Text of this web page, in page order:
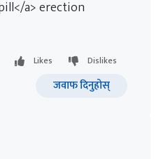
a> erection
Likes
Dislikes
जवाफ दिनुहोस्